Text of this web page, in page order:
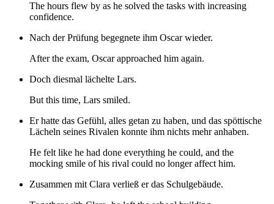
The hours flew by as he solved the tasks with increasing
confidence.
Nach der Prüfung begegnete ihm Oscar wieder.
After the exam, Oscar approached him again.
Doch diesmal lächelte Lars.
But this time, Lars smiled.
Er hatte das Gefühl, alles getan zu haben, und das spöttische
Lächeln seines Rivalen konnte ihm nichts mehr anhaben.
He felt like he had done everything he could, and the
mocking smile of his rival could no longer affect him.
Zusammen mit Clara verließ er das Schulgebäude.